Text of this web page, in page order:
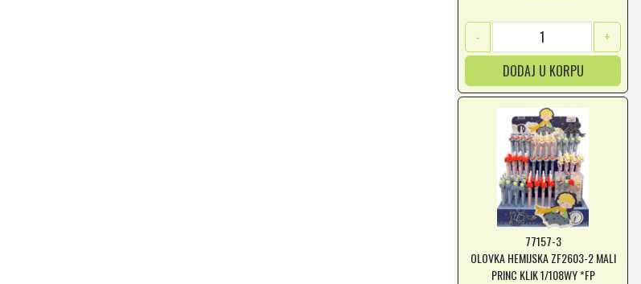
-
+
DODAJ U KORPU
77157-3
OLOVKA HEMIJSKA ZF2603-2 MALI
PRINC KLIK 1/108WY *FP